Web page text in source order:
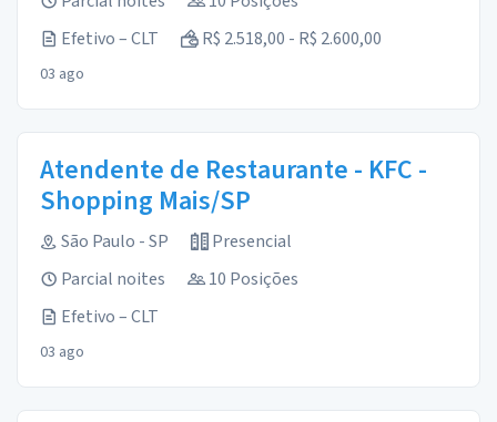
Efetivo – CLT
R$ 2.518,00 - R$ 2.600,00
03 ago
Atendente de Restaurante - KFC -
Shopping Mais/SP
São Paulo - SP
Presencial
Parcial noites
10 Posições
Efetivo – CLT
03 ago